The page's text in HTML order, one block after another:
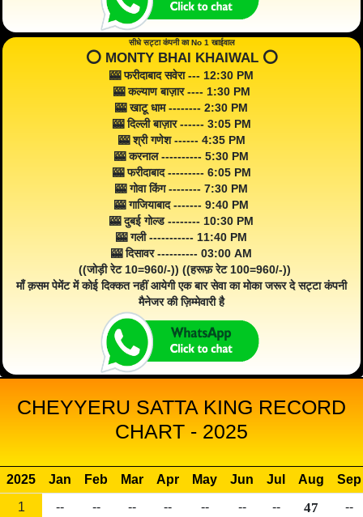
सीधे सट्टा कंपनी का No 1 खाईवाल
⭕️ MONTY BHAI KHAIWAL ⭕️
🎰 फरीदाबाद सवेरा --- 12:30 PM
🎰 कल्याण बाज़ार ---- 1:30 PM
🎰 खाटू धाम -------- 2:30 PM
🎰 दिल्ली बाज़ार ------ 3:05 PM
🎰 श्री गणेश ------ 4:35 PM
🎰 करनाल ---------- 5:30 PM
🎰 फरीदाबाद --------- 6:05 PM
🎰 गोवा किंग -------- 7:30 PM
🎰 गाजियाबाद ------- 9:40 PM
🎰 दुबई गोल्ड -------- 10:30 PM
🎰 गली ----------- 11:40 PM
🎰 दिसावर ---------- 03:00 AM
((जोड़ी रेट 10=960/-)) ((हरूफ़ रेट 100=960/-))
माँ क़सम पेमेंट में कोई दिक्कत नहीं आयेगी एक बार सेवा का मोका जरूर दे सट्टा कंपनी
मैनेजर की ज़िम्मेवारी है
CHEYYERU SATTA KING RECORD
CHART - 2025
2025 Jan Feb Mar Apr May Jun Jul Aug
Sep
1
-- -- -- -- -- -- -- 47 --